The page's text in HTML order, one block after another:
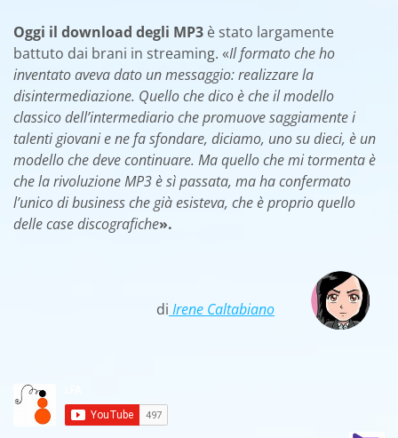
Oggi il download degli MP3 è stato largamente
battuto dai brani in streaming. «Il formato che ho
inventato aveva dato un messaggio: realizzare la
disintermediazione. Quello che dico è che il modello
classico dell’intermediario che promuove saggiamente i
talenti giovani e ne fa sfondare, diciamo, uno su dieci, è un
modello che deve continuare. Ma quello che mi tormenta è
che la rivoluzione MP3 è sì passata, ma ha confermato
l’unico di business che già esisteva, che è proprio quello
delle case discografiche».
di Irene Caltabiano